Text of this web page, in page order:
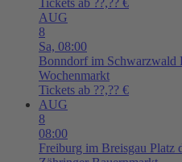
AUG
8
Sa, 08:00
Bonndorf im Schwarzwald
Wochenmarkt
Tickets ab ??,?? €
AUG
8
08:00
Freiburg im Breisgau Platz